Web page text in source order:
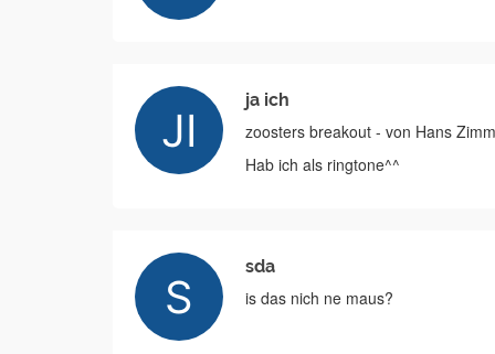
ja ich
zoosters breakout - von Hans
Hab ich als ringtone^^
sda
is das nich ne maus?